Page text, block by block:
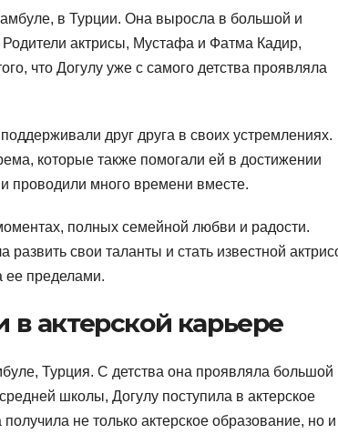
в Турции. Она выросла в большой и
актрисы, Мустафа и Фатма Кадир,
что Догулу уже с самого детства проявляла
друг друга в своих устремлениях.
которые также помогали ей в достижении
проводили много времени вместе.
полных семейной любви и радости.
свои таланты и стать известной
ее пределами.
актерской карьере
Турция. С детства она проявляла большой
школы, Догулу поступила в актерское
не только актерское образование, но и